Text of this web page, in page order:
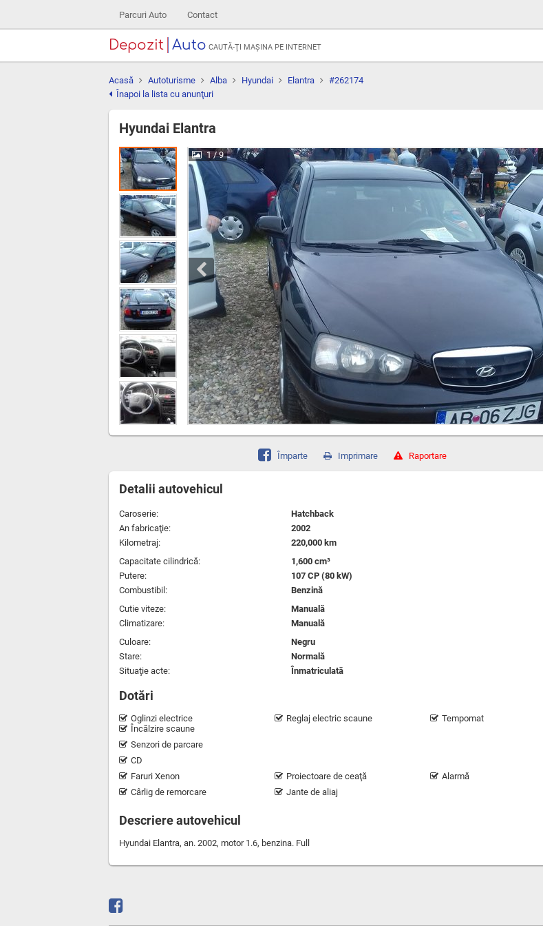
Parcuri Auto Contact
Depozit Auto CAUTĂ-ŢI MAŞINA PE INTERNET
Acasă Autoturisme Alba Hyundai Elantra
#262174
Înapoi la lista cu anunţuri
Hyundai Elantra
1/ 9
Împarte Imprimare Raportare
Detalii autovehicul
Caroserie:
Hatchback
An fabricaţie:
2002
Kilometraj:
220,000 km
Capacitate cilindrică:
1,600 cm³
Putere:
107 CP (80 kW)
Combustibil:
Benzină
Cutie viteze:
Manuală
Climatizare:
Manuală
Culoare:
Negru
Stare:
Normală
Situaţie acte:
Înmatriculată
Dotări
Oglinzi electrice Reglaj electric scaune
Tempomat
Încălzire scaune
Senzori de parcare
CD
Faruri Xenon
Proiectoare de ceaţă
Alarmă
Cârlig de remorcare
Jante de aliaj
Descriere autovehicul
Hyundai Elantra, an. 2002, motor 1.6, benzina. Full